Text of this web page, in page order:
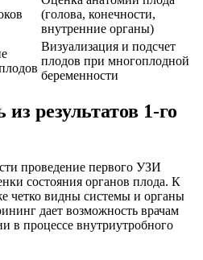
(голова, конечности,
внутренние органы)
Визуализация и подсчет
плодов при многоплодной
беременности
результатов 1-го
проведение первого УЗИ
состояния органов плода. К
четко видны системы и органы
дает возможность врачам
в процессе внутриутробного